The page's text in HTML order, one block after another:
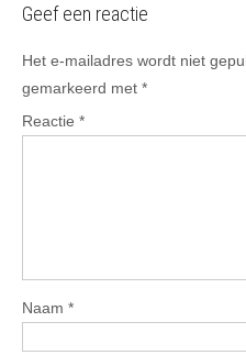
Geef een reactie
Het e-mailadres wordt niet
gemarkeerd met *
Reactie *
Naam *